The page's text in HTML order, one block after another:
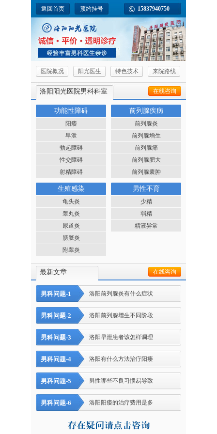
返回首页 预约挂号 15837940750
医院概况 阳光医生 特色技术 来院路线
洛阳阳光医院男科科室 在线咨询
功能性障碍
阳痿
早泄
勃起障碍
性交障碍
射精障碍
前列腺疾病
前列腺炎
前列腺增生
前列腺痛
前列腺肥大
前列腺囊肿
生殖感染
龟头炎
睾丸炎
尿道炎
膀胱炎
附睾炎
男性不育
少精
弱精
精液异常
最新文章 在线咨询
男科问题-1 洛阳前列腺炎有什么症状
男科问题-2 洛阳前列腺增生不同阶段
男科问题-3 洛阳早泄患者该怎样调理
男科问题-4 洛阳有什么方法治疗阳痿
男科问题-5 男性哪些不良习惯易导致
男科问题-6 洛阳阳痿的治疗费用是多